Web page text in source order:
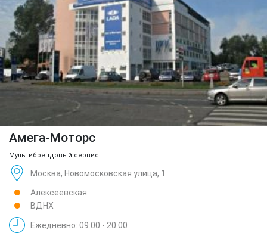
Амега-Моторс
Мультибрендовый сервис
Москва, Новомосковская улица, 1
Алексеевская
ВДНХ
Ежедневно: 09:00 - 20:00